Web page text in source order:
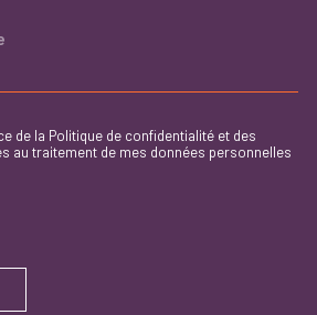
de la Politique de confidentialité et des
au traitement de mes données personnelles